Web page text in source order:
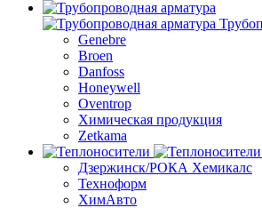
Genebre
Broen
Danfoss
Honeywell
Oventrop
Химическая продукция
Zetkama
Дзержинск/РОКА Хемикалс
Техноформ
ХимАвто